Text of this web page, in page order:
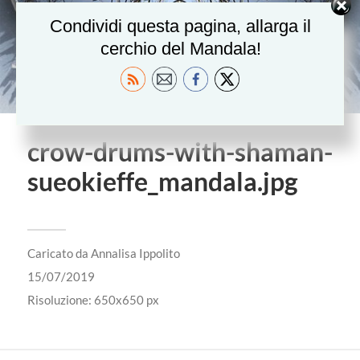
crow-drums-with-shaman-
sueokieffe_mandala.jpg
Caricato da Annalisa Ippolito
15/07/2019
Risoluzione: 650x650 px
Condividi questa pagina, allarga il
cerchio del Mandala!